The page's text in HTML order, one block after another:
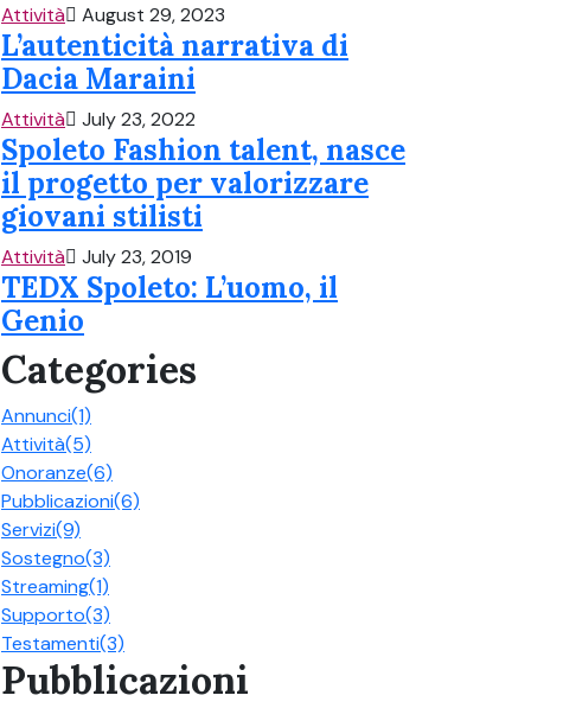
Attività August 29, 2023
L’autenticità narrativa di
Dacia Maraini
Attività July 23, 2022
Spoleto Fashion talent, nasce
il progetto per valorizzare
giovani stilisti
Attività July 23, 2019
TEDX Spoleto: L’uomo, il
Genio
Categories
Annunci(1)
Attività(5)
Onoranze(6)
Pubblicazioni(6)
Servizi(9)
Sostegno(3)
Streaming(1)
Supporto(3)
Testamenti(3)
Pubblicazioni